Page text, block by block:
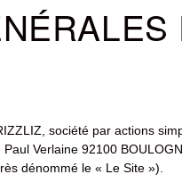
société par actions
Verlaine 92100
dénommé le « Le Site »).